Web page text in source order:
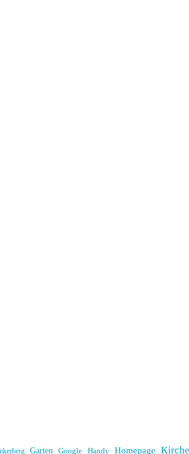
Garten Google Handy Homepage Kirche